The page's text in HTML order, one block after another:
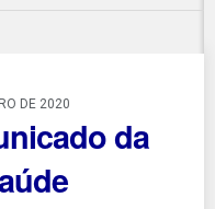
DE 2020
da